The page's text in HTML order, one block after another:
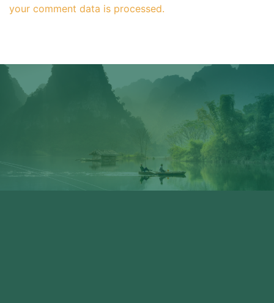
your comment data is processed.